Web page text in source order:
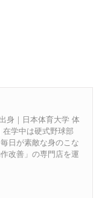
身｜日本体育大学 体
学中は硬式野球部
日が素敵な身のこな
改善」の専門店を運